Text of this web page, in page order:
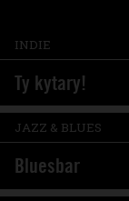
INDIE
Ty kytary!
JAZZ & BLUES
Bluesbar